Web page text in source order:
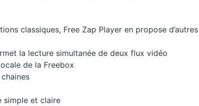
classiques, Free Zap Player en propose
la lecture simultanée de deux flux vidéo
de la Freebox
simple et claire